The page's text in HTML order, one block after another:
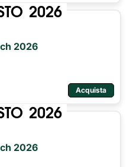
2026
2026
Acquista
2026
2026